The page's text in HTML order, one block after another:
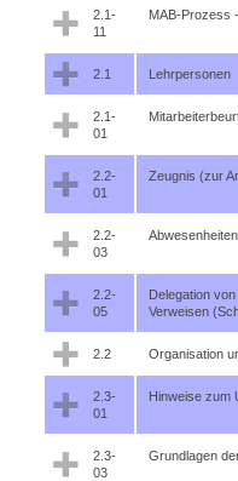
2.1-
11
MAB-Prozess
2.1 Lehrpersonen
2.1-
01
2.2-
01
Zeugnis (zur
2.2-
03
2.2-
05
Delegation
Verweisen
2.2 Organisation
2.3-
01
Hinweise zum
2.3-
03
Grundlagen